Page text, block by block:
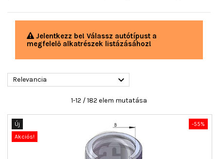
Jelentkezz be! Válassz autótípust a
megfelelő alkatrészek listázásához!
Relevancia 
1-12 / 182 elem mutatása
-55%
Új
Akciós!